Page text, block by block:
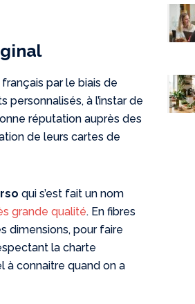
par le biais de
à l’instar de
réputation auprès des
de leurs cartes de
qui s’est fait un nom
grande qualité. En fibres
dimensions, pour faire
la charte
à connaitre quand on a